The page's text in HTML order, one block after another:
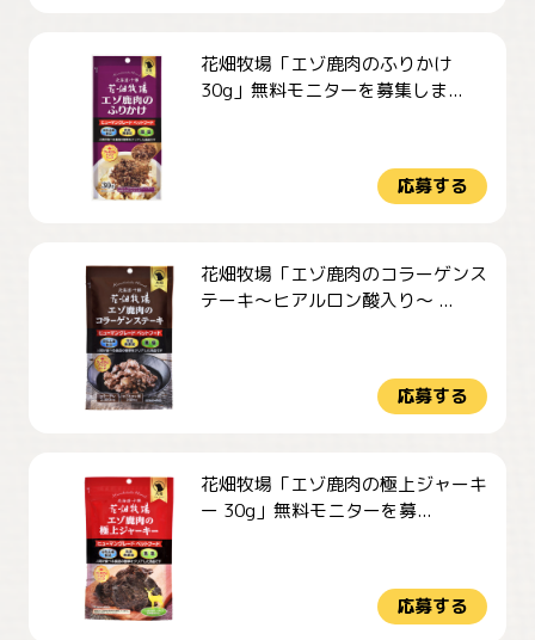
花畑牧場「エゾ鹿肉のふりかけ
30g」無料モニターを募集しま...
応募する
花畑牧場「エゾ鹿肉のコラーゲンス
テーキ～ヒアルロン酸入り～ ...
応募する
花畑牧場「エゾ鹿肉の極上ジャーキ
ー 30g」無料モニターを募...
応募する